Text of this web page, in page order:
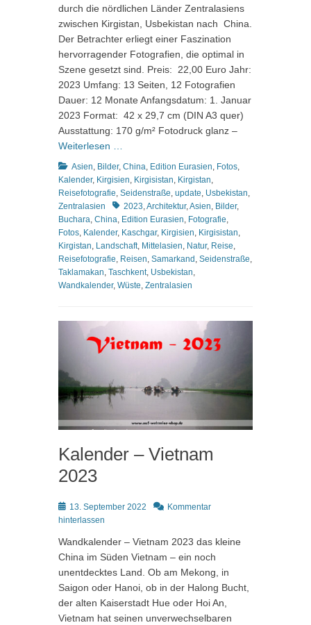
durch die nördlichen Länder Zentralasiens
zwischen Kirgistan, Usbekistan nach China.
Der Betrachter erliegt einer Faszination
hervorragender Fotografien, die optimal in
Szene gesetzt sind. Preis: 22,00 Euro Jahr:
2023 Umfang: 13 Seiten, 12 Fotografien
Dauer: 12 Monate Anfangsdatum: 1. Januar
2023 Format: 42 x 29,7 cm (DIN A3 quer)
Ausstattung: 170 g/m² Fotodruck glanz –
Weiterlesen …
Kategorien
Asien, Bilder, China, Edition Eurasien, Fotos,
Kalender, Kirgisien, Kirgisistan, Kirgistan,
Reisefotografie, Seidenstraße, update, Usbekistan,
Zentralasien
Schlagworte
2023,Architektur,Asien, Bilder,
Buchara, China, Edition Eurasien, Fotografie,
Fotos, Kalender, Kaschgar, Kirgisien, Kirgisistan,
Kirgistan, Landschaft, Mittelasien, Natur, Reise,
Reisefotografie, Reisen, Samarkand, Seidenstraße,
Taklamakan, Taschkent, Usbekistan,
Wandkalender, Wüste, Zentralasien
Kalender – Vietnam
2023
Posted
on
13. September 2022
Kommentar
hinterlassen
Wandkalender – Vietnam 2023 das kleine
China im Süden Vietnam – ein noch
unentdecktes Land. Ob am Mekong, in
Saigon oder Hanoi, ob in der Halong Bucht,
der alten Kaiserstadt Hue oder Hoi An,
Vietnam hat seinen unverwechselbaren